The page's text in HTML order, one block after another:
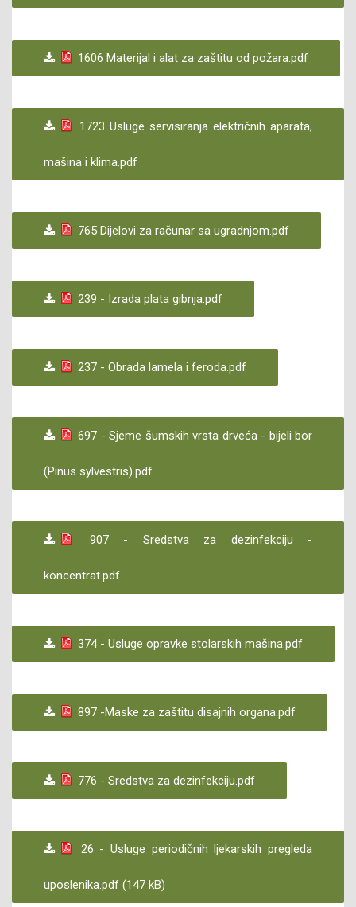
1606 Materijal i alat za zaštitu od požara.pdf
1723 Usluge servisiranja električnih aparata,
mašina i klima.pdf
765 Dijelovi za računar sa ugradnjom.pdf
239 - Izrada plata gibnja.pdf
237 - Obrada lamela i feroda.pdf
697 - Sjeme šumskih vrsta drveća - bijeli bor
(Pinus sylvestris).pdf
907 - Sredstva za dezinfekciju -
koncentrat.pdf
374 - Usluge opravke stolarskih mašina.pdf
897 -Maske za zaštitu disajnih organa.pdf
776 - Sredstva za dezinfekciju.pdf
26 - Usluge periodičnih ljekarskih pregleda
uposlenika.pdf (147 kB)